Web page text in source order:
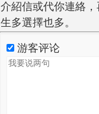
介紹信或代你連絡
生多選擇也多。
游客评论